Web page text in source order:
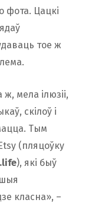
фота. Цацкі
тое ж
мела ілюзіі,
скілоў і
Тым
(пляцоўку
), які быў
класна», –